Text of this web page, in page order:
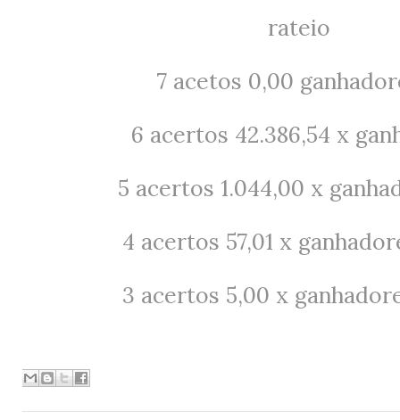
rateio
7 acetos 0,00
6 acertos 42.386,54 x
5 acertos1.044,00 x
4 acertos 57,01 x
3 acertos 5,00 x